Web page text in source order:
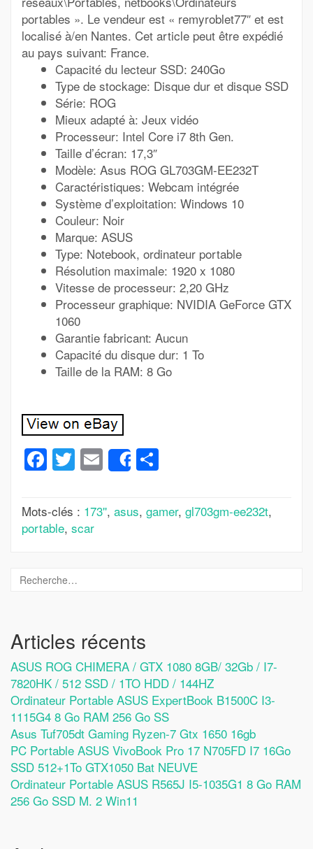
portables ». Le vendeur est « remyroblet77″ et est
localisé à/en Nantes. Cet article peut être expédié
au pays suivant: France.
Capacité du lecteur SSD: 240Go
Type de stockage: Disque dur et disque SSD
Série: ROG
Mieux adapté à: Jeux vidéo
Processeur: Intel Core i7 8th Gen.
Taille d’écran: 17,3″
Modèle: Asus ROG GL703GM-EE232T
Caractéristiques: Webcam intégrée
Système d’exploitation: Windows 10
Couleur: Noir
Marque: ASUS
Type: Notebook, ordinateur portable
Résolution maximale: 1920 x 1080
Vitesse de processeur: 2,20 GHz
Processeur graphique: NVIDIA GeForce GTX
1060
Garantie fabricant: Aucun
Capacité du disque dur: 1 To
Taille de la RAM: 8 Go
Facebook
Twitter
Email
Share
Mots-clés : 173'', asus, gamer, gl703gm-ee232t,
portable, scar
Articles récents
ASUS ROG CHIMERA / GTX 1080 8GB/ 32Gb / I7-
7820HK / 512 SSD / 1TO HDD / 144HZ
Ordinateur Portable ASUS ExpertBook B1500C I3-
1115G4 8 Go RAM 256 Go SS
Asus Tuf705dt Gaming Ryzen-7 Gtx 1650 16gb
PC Portable ASUS VivoBook Pro 17 N705FD I7 16Go
SSD 512+1To GTX1050 Bat NEUVE
Ordinateur Portable ASUS R565J I5-1035G1 8 Go RAM
256 Go SSD M. 2 Win11